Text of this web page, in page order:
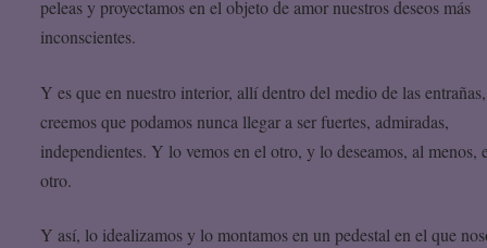
peleas y proyectamos en el objeto de amor nuestros deseos más
inconscientes.
Y es que en nuestro interior, allí dentro del medio de las
creemos que podamos nunca llegar a ser fuertes, admiradas,
independientes. Y lo vemos en el otro, y lo deseamos, al menos,
otro.
Y así, lo idealizamos y lo montamos en un pedestal en el que